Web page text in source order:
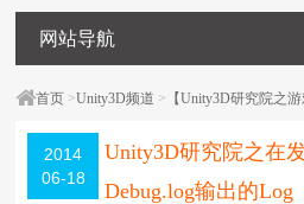
网站导航
首页 >Unity3D频道 > 【Unity3D研究院之游
2014
06-18
Unity3D研究院之在
Debug.log输出的Log